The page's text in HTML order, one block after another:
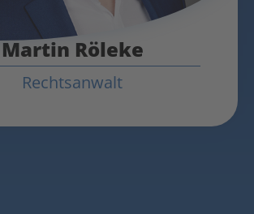
Martin Röleke
Rechtsanwalt